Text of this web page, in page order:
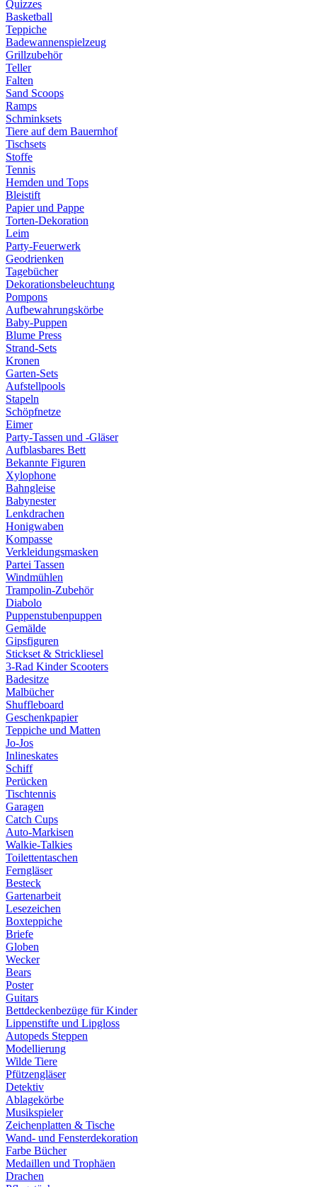
Quizzes
Basketball
Teppiche
Badewannenspielzeug
Grillzubehör
Teller
Falten
Sand Scoops
Ramps
Schminksets
Tiere auf dem Bauernhof
Tischsets
Stoffe
Tennis
Hemden und Tops
Bleistift
Papier und Pappe
Torten-Dekoration
Leim
Party-Feuerwerk
Geodrienken
Tagebücher
Dekorationsbeleuchtung
Pompons
Aufbewahrungskörbe
Baby-Puppen
Blume Press
Strand-Sets
Kronen
Garten-Sets
Aufstellpools
Stapeln
Schöpfnetze
Eimer
Party-Tassen und -Gläser
Aufblasbares Bett
Bekannte Figuren
Xylophone
Bahngleise
Babynester
Lenkdrachen
Honigwaben
Kompasse
Verkleidungsmasken
Partei Tassen
Windmühlen
Trampolin-Zubehör
Diabolo
Puppenstubenpuppen
Gemälde
Gipsfiguren
Stickset & Strickliesel
3-Rad Kinder Scooters
Badesitze
Malbücher
Shuffleboard
Geschenkpapier
Teppiche und Matten
Jo-Jos
Inlineskates
Schiff
Perücken
Tischtennis
Garagen
Catch Cups
Auto-Markisen
Walkie-Talkies
Toilettentaschen
Ferngläser
Besteck
Gartenarbeit
Lesezeichen
Boxteppiche
Briefe
Globen
Wecker
Bears
Poster
Guitars
Bettdeckenbezüge für Kinder
Lippenstifte und Lipgloss
Autopeds Steppen
Modellierung
Wilde Tiere
Pfützengläser
Detektiv
Ablagekörbe
Musikspieler
Zeichenplatten & Tische
Wand- und Fensterdekoration
Farbe Bücher
Medaillen und Trophäen
Drachen